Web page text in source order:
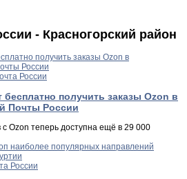
- Красногорский район
России
получить заказы Ozon в
Почты России
с Ozon теперь доступна ещё в 29 000
России